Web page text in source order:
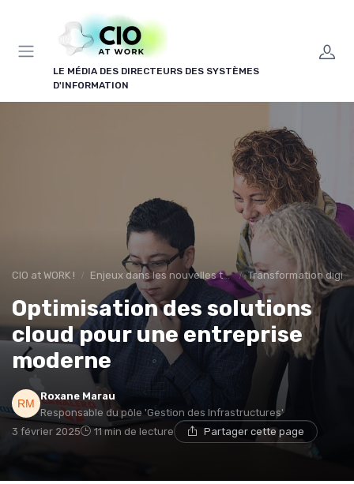
LE MÉDIA DES DIRECTEURS DES SYSTÈMES
D'INFORMATION
CIO at WORK ! Enjeux dans les nouvelles technologies Transformation
Optimisation des solutions
cloud pour une entreprise
moderne
Roxane Marau
Responsable du pôle 'Gestion des Infrastructures'
3 février 2025
11 min de lecture Partager cette page